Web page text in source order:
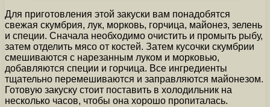
Для приготовления этой закуски вам понадобятся
свежая скумбрия, лук, морковь, горчица, майонез, зелень
и специи. Сначала необходимо очистить и промыть рыбу,
затем отделить мясо от костей. Затем кусочки скумбрии
смешиваются с нарезанным луком и морковью,
добавляются специи и горчица. Все ингредиенты
тщательно перемешиваются и заправляются майонезом.
Готовую закуску стоит поставить в холодильник на
несколько часов, чтобы она хорошо пропиталась.